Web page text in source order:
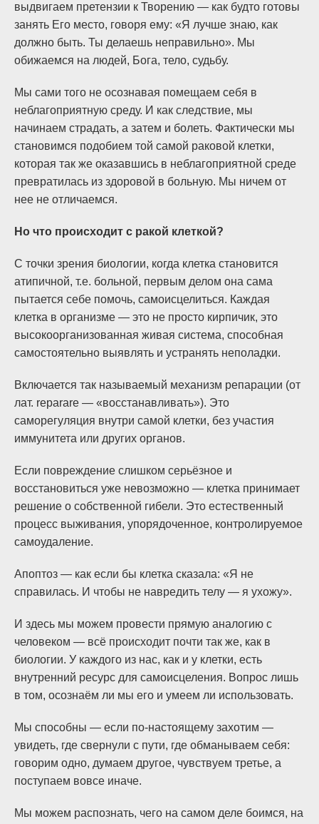
выдвигаем претензии к Творению — как будто готовы
занять Его место, говоря ему: «Я лучше знаю, как
должно быть. Ты делаешь неправильно». Мы
обижаемся на людей, Бога, тело, судьбу.
Мы сами того не осознавая помещаем себя в
неблагоприятную среду. И как следствие, мы
начинаем страдать, а затем и болеть. Фактически мы
становимся подобием той самой раковой клетки,
которая так же оказавшись в неблагоприятной среде
превратилась из здоровой в больную. Мы ничем от
нее не отличаемся.
Но что происходит с ракой клеткой?
С точки зрения биологии, когда клетка становится
атипичной, т.е. больной, первым делом она сама
пытается себе помочь, самоисцелиться. Каждая
клетка в организме — это не просто кирпичик, это
высокоорганизованная живая система, способная
самостоятельно выявлять и устранять неполадки.
Включается так называемый механизм репарации (от
лат. reparare — «восстанавливать»). Это
саморегуляция внутри самой клетки, без участия
иммунитета или других органов.
Если повреждение слишком серьёзное и
восстановиться уже невозможно — клетка принимает
решение о собственной гибели. Это естественный
процесс выживания, упорядоченное, контролируемое
самоудаление.
Апоптоз — как если бы клетка сказала: «Я не
справилась. И чтобы не навредить телу — я ухожу».
И здесь мы можем провести прямую аналогию с
человеком — всё происходит почти так же, как в
биологии. У каждого из нас, как и у клетки, есть
внутренний ресурс для самоисцеления. Вопрос лишь
в том, осознаём ли мы его и умеем ли использовать.
Мы способны — если по-настоящему захотим —
увидеть, где свернули с пути, где обманываем себя:
говорим одно, думаем другое, чувствуем третье, а
поступаем вовсе иначе.
Мы можем распознать, чего на самом деле боимся, на